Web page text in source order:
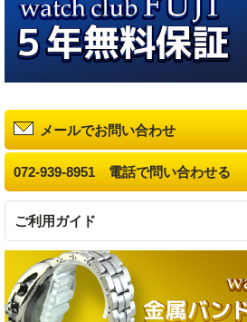
メールでお問い合わせ
072-939-8951 電話で問い合わせる
ご利用ガイド